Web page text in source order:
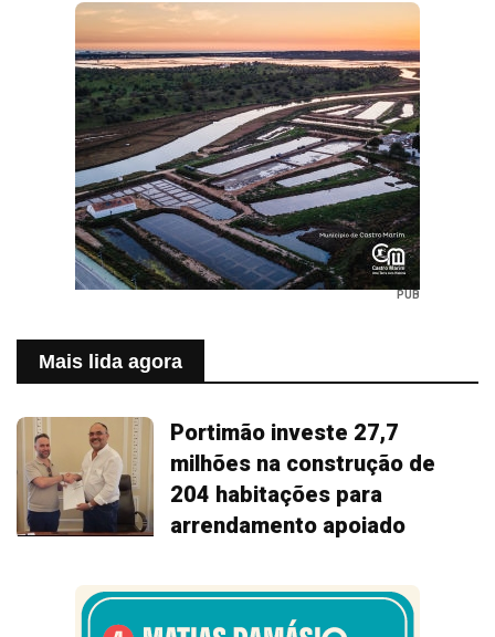
PUB
Mais lida agora
Portimão investe 27,7
milhões na construção de
204 habitações para
arrendamento apoiado